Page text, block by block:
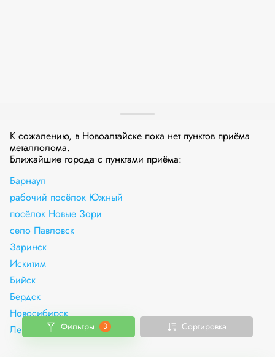
К сожалению, в Новоалтайске пока нет пунктов приёма
металлолома.
Ближайшие города с пунктами приёма:
Барнаул
рабочий посёлок Южный
посёлок Новые Зори
село Павловск
Заринск
Искитим
Бийск
Бердск
Новосибирск
Ленинск-Кузнецкий
Фильтры 3 Сортировка